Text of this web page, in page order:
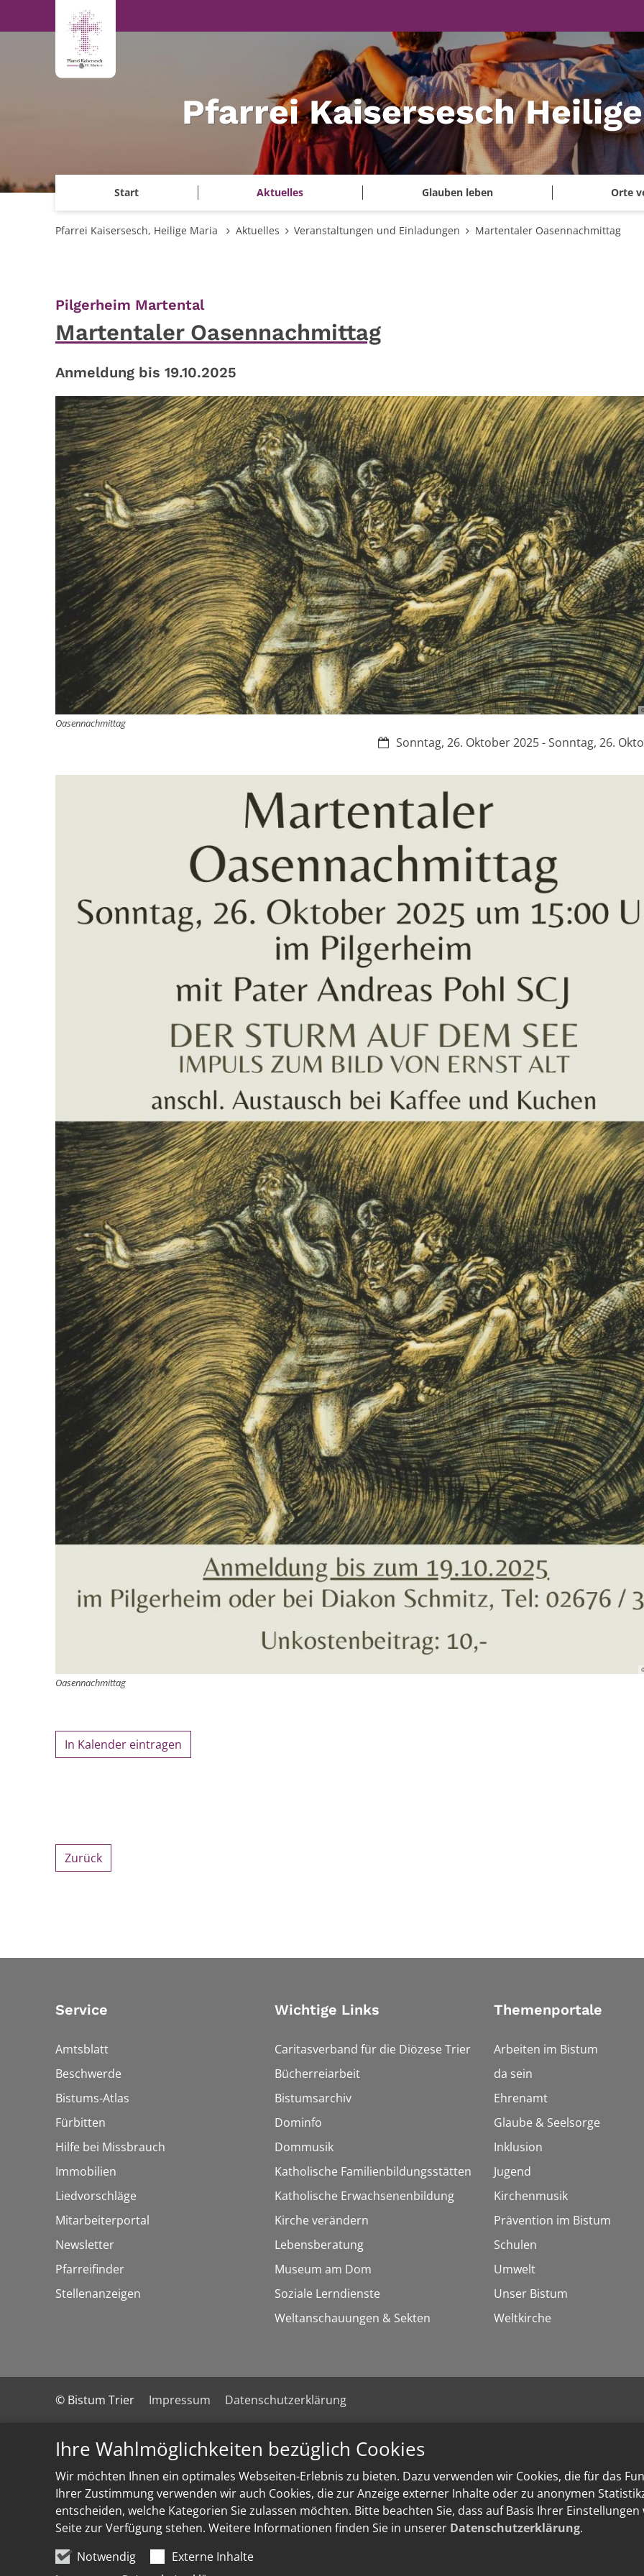
Ihre Wahlmöglichkeiten bezüglich Cookies
Wir möchten Ihnen ein optimales Webseiten-Erlebnis zu bieten. Dazu verwenden wir Cookies, die für das
Ihrer Zustimmung verwenden wir auch Cookies, die zur Anzeige externer Inhalte oder zu anonymen
entscheiden, welche Kategorien Sie zulassen möchten. Bitte beachten Sie, dass auf Basis Ihrer
Seite zur Verfügung stehen. Weitere Informationen finden Sie in unserer Datenschutzerklärung.
Notwendig
Externe Inhalte
Zum Inhalt springen
Pfarrei Kaisersesch
Start Aktuelles Glauben leben Orte
Pfarrei Kaisersesch, Heilige Maria Aktuelles Veranstaltungen und Einladungen Martentaler Oasennachmittag
Pilgerheim Martental:
Martentaler Oasennachmittag
Anmeldung bis 19.10.2025
Oasennachmittag
Datum:Sonntag, 26. Oktober 2025 - Sonntag, 26.
Oasennachmittag
In Kalender eintragen
Zurück
Service
Amtsblatt
Beschwerde
Bistums-Atlas
Fürbitten
Hilfe bei Missbrauch
Immobilien
Liedvorschläge
Mitarbeiterportal
Newsletter
Pfarreifinder
Stellenanzeigen
Wichtige Links
Caritasverband für die Diözese Trier
Bücherreiarbeit
Bistumsarchiv
Dominfo
Dommusik
Katholische Familienbildungsstätten
Katholische Erwachsenenbildung
Kirche verändern
Lebensberatung
Museum am Dom
Soziale Lerndienste
Weltanschauungen & Sekten
Themenportale
Arbeiten im Bistum
da sein
Ehrenamt
Glaube & Seelsorge
Inklusion
Jugend
Kirchenmusik
Prävention im Bistum
Schulen
Umwelt
Unser Bistum
Weltkirche
© Bistum Trier Impressum Datenschutzerklärung